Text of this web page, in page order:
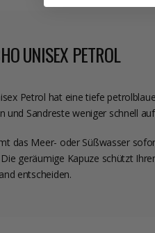
UNISEX PETROL
Petrol hat eine tiefe
und Sandreste weniger schnell
das Meer- oder Süßwasser
geräumige Kapuze schützt
entscheiden.